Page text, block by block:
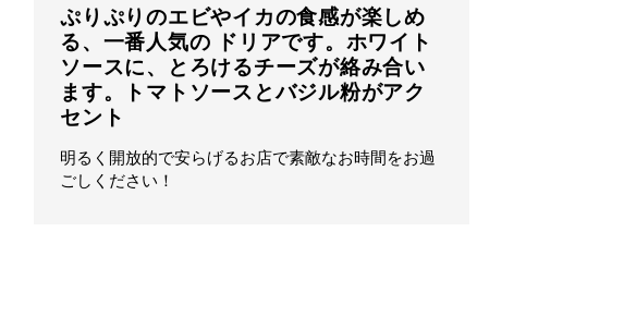
ぷりぷりのエビやイカの食感が楽しめ
る、一番人気の ドリアです。ホワイト
ソースに、とろけるチーズが絡み合い
ます。トマトソースとバジル粉がアク
セント
明るく開放的で安らげるお店で素敵なお時間をお過
ごしください！